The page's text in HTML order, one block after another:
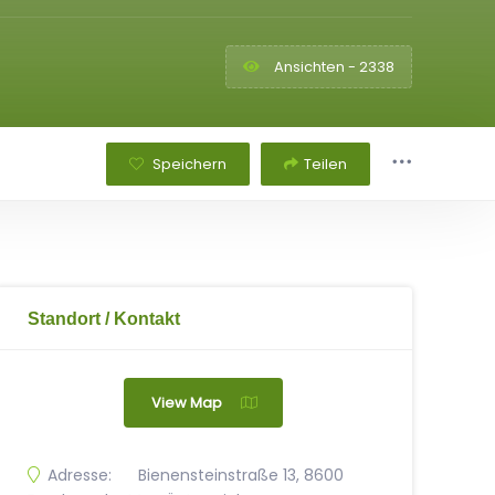
Ansichten - 2338
Speichern Teilen
Standort / Kontakt
View Map
Adresse:
Bienensteinstraße 13, 8600